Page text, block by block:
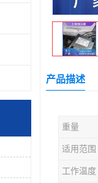
产品描述
重量
适用范围
工作温度